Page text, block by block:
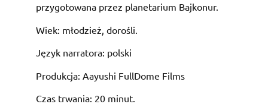
przygotowana przez planetarium Bajkonur.
Wiek: młodzież, dorośli.
Język narratora: polski
Produkcja: Aayushi FullDome Films
Czas trwania: 20 minut.